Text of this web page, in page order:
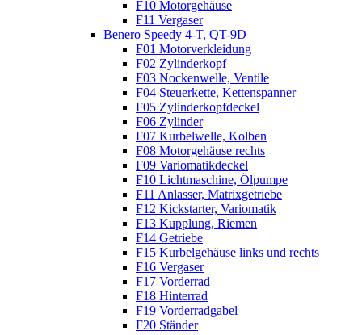
F10 Motorgehäuse
F11 Vergaser
Benero Speedy 4-T, QT-9D
F01 Motorverkleidung
F02 Zylinderkopf
F03 Nockenwelle, Ventile
F04 Steuerkette, Kettenspanner
F05 Zylinderkopfdeckel
F06 Zylinder
F07 Kurbelwelle, Kolben
F08 Motorgehäuse rechts
F09 Variomatikdeckel
F10 Lichtmaschine, Ölpumpe
F11 Anlasser, Matrixgetriebe
F12 Kickstarter, Variomatik
F13 Kupplung, Riemen
F14 Getriebe
F15 Kurbelgehäuse links und rechts
F16 Vergaser
F17 Vorderrad
F18 Hinterrad
F19 Vorderradgabel
F20 Ständer